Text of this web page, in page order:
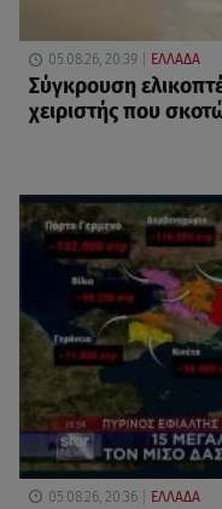
05.08.26, 20:39 ΕΛΛΑΔΑ
Σύγκρουση
χειριστής που
05.08.26, 20:36 ΕΛΛΑΔΑ